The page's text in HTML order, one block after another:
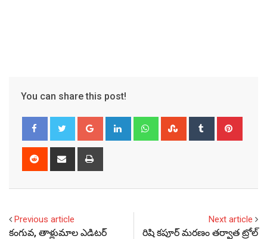
You can share this post!
Google+ LinkedIn WhatsappStumbleUpon
Tumblr
Reddit
Share
Previous article
కంగువ, తాళ్లుమాల ఎడిటర్
Next article
రిషి కపూర్ మరణం తర్వాత ట్రోల్